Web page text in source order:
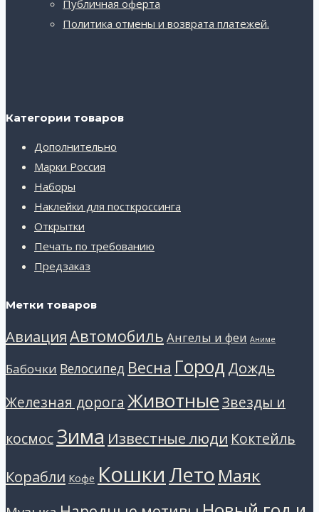
Публичная оферта
Политика отмены и возврата платежей.
Категории товаров
Дополнительно
Марки Россия
Наборы
Наклейки для посткроссинга
Открытки
Печать по требованию
Предзаказ
Метки товаров
АвиацияАвтомобиль Ангелы и феи Аниме
Бабочки Велосипед Весна Город Дождь
Железная дорога ЖивотныеЗвезды и
космосЗима Известные люди Коктейль
Корабли Кофе Кошки Лето Маяк